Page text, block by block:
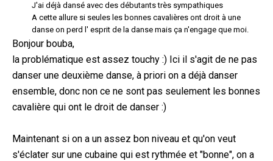
J'ai déjà dansé avec des débutants très sympathiques
A cette allure si seules les bonnes cavalières ont droit à une
danse on perd l' esprit de la danse mais ça n'engage que moi.
Bonjour bouba,
la problématique est assez touchy :) Ici il s'agit de ne pas
danser une deuxième danse, à priori on a déjà danser
ensemble, donc non ce ne sont pas seulement les bonnes
cavalière qui ont le droit de danser :)
Maintenant si on a un assez bon niveau et qu'on veut
s'éclater sur une cubaine qui est rythmée et "bonne", on a